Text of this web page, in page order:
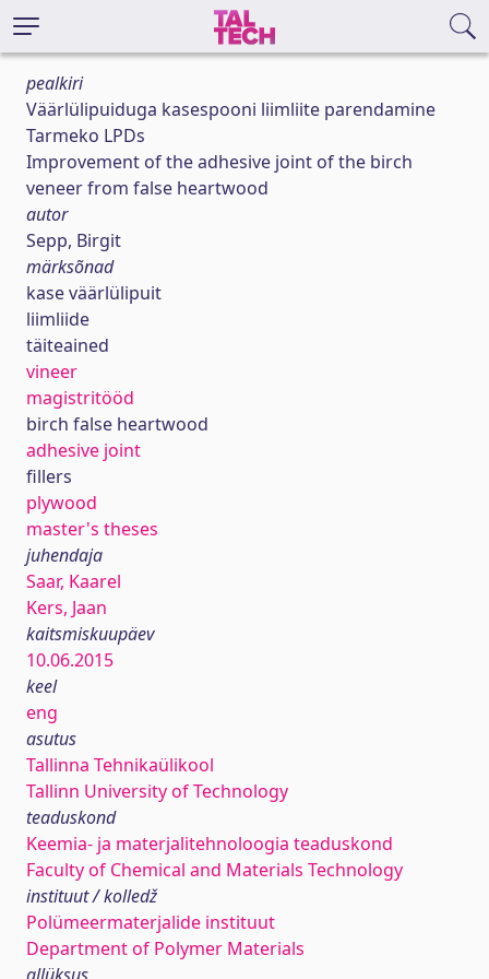
pealkiri
Väärlülipuiduga kasespooni liimliite parendamine
Tarmeko LPDs
Improvement of the adhesive joint of the birch
veneer from false heartwood
autor
Sepp, Birgit
märksõnad
kase väärlülipuit
liimliide
täiteained
vineer
magistritööd
birch false heartwood
adhesive joint
fillers
plywood
master's theses
juhendaja
Saar, Kaarel
Kers, Jaan
kaitsmiskuupäev
10.06.2015
keel
eng
asutus
Tallinna Tehnikaülikool
Tallinn University of Technology
teaduskond
Keemia- ja materjalitehnoloogia teaduskond
Faculty of Chemical and Materials Technology
instituut / kolledž
Polümeermaterjalide instituut
Department of Polymer Materials